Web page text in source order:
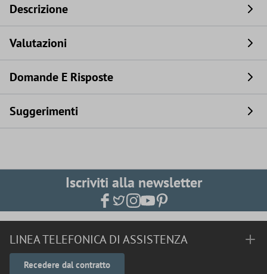
Descrizione
Valutazioni
Domande E Risposte
Suggerimenti
Iscriviti alla newsletter
LINEA TELEFONICA DI ASSISTENZA
Recedere dal contratto